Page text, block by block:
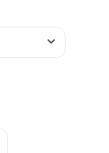
21 - aug. 23